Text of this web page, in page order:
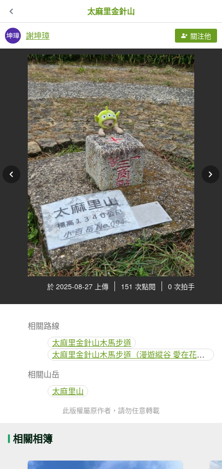
太麻里金針山
謝坤璋 關注他
於 2025-08-27 上傳 151 次點閱 0 次拍手
相關路線
太麻里金針山木馬步道
太麻里金針山木馬步道（漫遊縱谷 愛在花東）
相關山岳
太麻里山
此版權屬原作者，請勿任意轉載
相關相簿